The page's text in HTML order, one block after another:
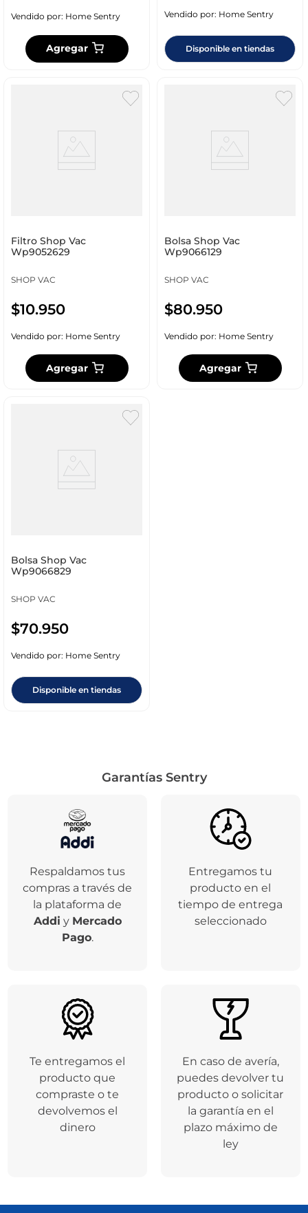
Vendido por: Home Sentry
Agregar
Vendido por: Home Sentry
Disponible en tiendas
Filtro Shop Vac
Wp9052629
SHOP VAC
$10.950
Vendido por: Home Sentry
Agregar
Bolsa Shop Vac
Wp9066129
SHOP VAC
$80.950
Vendido por: Home Sentry
Agregar
Bolsa Shop Vac
Wp9066829
SHOP VAC
$70.950
Vendido por: Home Sentry
Disponible en tiendas
Garantías Sentry
Respaldamos tus
compras a través de
la plataforma de
Addi y Mercado
Pago.
Entregamos tu
producto en el
tiempo de entrega
seleccionado
Te entregamos el
producto que
compraste o te
devolvemos el
dinero
En caso de avería,
puedes devolver tu
producto o solicitar
la garantía en el
plazo máximo de
ley